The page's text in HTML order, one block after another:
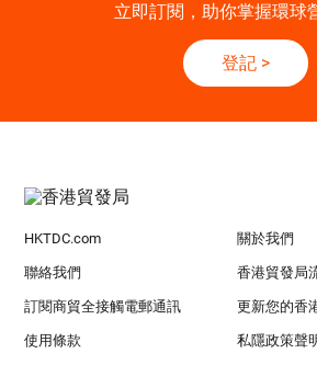
立即訂閱，助你掌握環球
登記 >
HKTDC.com 關於我們
聯絡我們 香港貿發局
訂閱商貿全接觸電郵通訊 更新您的香
使用條款 私隱政策聲